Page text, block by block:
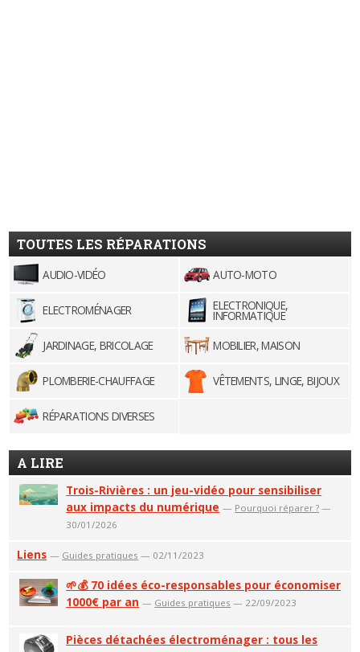
TOUTES LES RÉPARATIONS
AUDIO-VIDÉO AUTO-MOTO
ELECTROMÉNAGER ELECTRONIQUE,
INFORMATIQUE
JARDINAGE, BRICOLAGE
MOBILIER, MAISON
PLOMBERIE-CHAUFFAGE VÊTEMENTS, LINGE, BIJOUX
RÉPARATIONS DIVERSES
A LIRE
Trois-Rivières : un jeu-vidéo pour sensibiliser
aux impacts du numérique — Pourquoi réparer ? —
30/01/2026
Liens — Guides pratiques — 02/11/2023
🌱💰 70 idées éco-responsables pour économiser
1000€ par an — Guides pratiques — 22/09/2023
Pièces détachées électroménager : tous les